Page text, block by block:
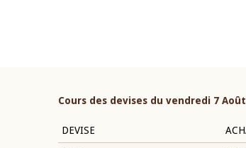
Cours des devises du vendredi 7
DEVISE